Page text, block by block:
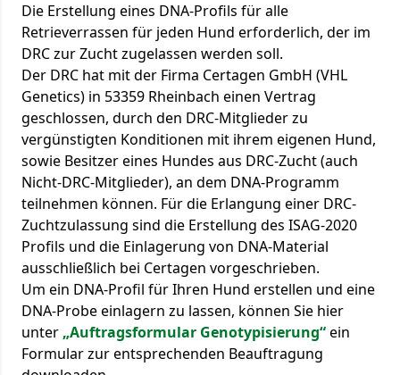
Die Erstellung eines DNA-Profils für alle
Retrieverrassen für jeden Hund erforderlich, der im
DRC zur Zucht zugelassen werden soll.
Der DRC hat mit der Firma Certagen GmbH (VHL
Genetics) in 53359 Rheinbach einen Vertrag
geschlossen, durch den DRC-Mitglieder zu
vergünstigten Konditionen mit ihrem eigenen Hund,
sowie Besitzer eines Hundes aus DRC-Zucht (auch
Nicht-DRC-Mitglieder), an dem DNA-Programm
teilnehmen können. Für die Erlangung einer DRC-
Zuchtzulassung sind die Erstellung des ISAG-2020
Profils und die Einlagerung von DNA-Material
ausschließlich bei Certagen vorgeschrieben.
Um ein DNA-Profil für Ihren Hund erstellen und eine
DNA-Probe einlagern zu lassen, können Sie hier
unter „Auftragsformular Genotypisierung“ein
Formular zur entsprechenden Beauftragung